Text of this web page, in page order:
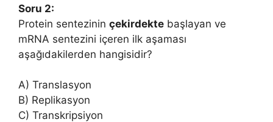
Soru 2:
Protein sentezinin çekirdekte başlayan ve
mRNA sentezini içeren ilk aşaması
aşağıdakilerden hangisidir?
A) Translasyon
B) Replikasyon
C) Transkripsiyon